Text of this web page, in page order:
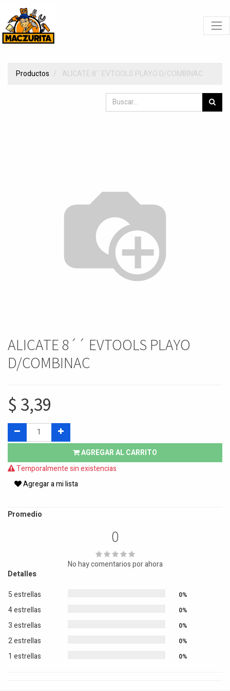
Productos ALICATE 8´´ EVTOOLS PLAYO D/COMBINAC
ALICATE 8´´ EVTOOLS PLAYO
D/COMBINAC
$ 3,39
AGREGAR AL CARRITO
Temporalmente sin existencias
Agregar a mi lista
Promedio
0
No hay comentarios por ahora
Detalles
5 estrellas
0%
4 estrellas 0%
3 estrellas 0%
2 estrellas 0%
1 estrellas 0%